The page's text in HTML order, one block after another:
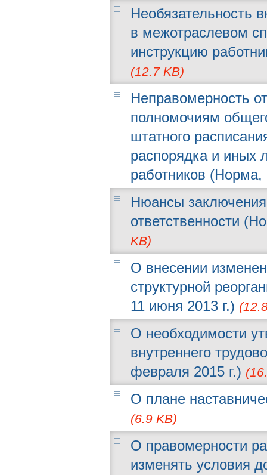
Необязательность
в межотраслевом
инструкцию
(12.7 KB)
Неправомерность
полномочиям
штатного
распорядка и иных
работников (Норма,
Нюансы
ответственности
KB)
О внесении
структурной
11 июня 2013 г.)
О необходимости
внутреннего
февраля 2015 г.)
О плане
(6.9 KB)
О правомерности
изменять условия